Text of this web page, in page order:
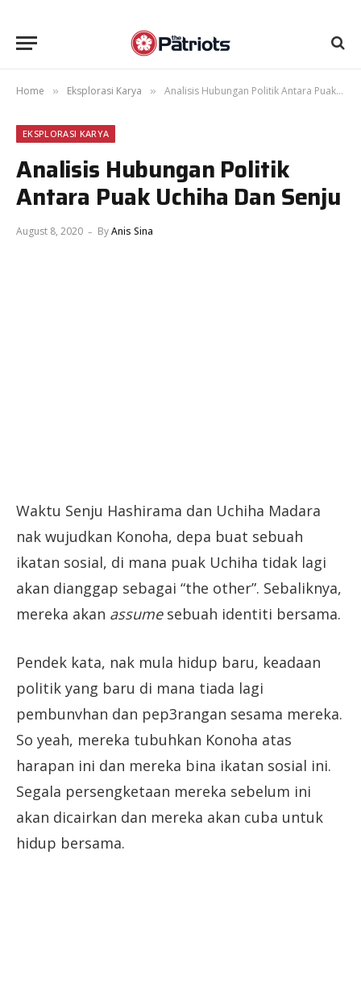
Home » Eksplorasi Karya » Analisis Hubungan Politik Antara Puak Uchiha Dan Senju
EKSPLORASI KARYA
Analisis Hubungan Politik
Antara Puak Uchiha Dan Senju
August 8, 2020 ByAnis Sina
Waktu Senju Hashirama dan Uchiha Madara
nak wujudkan Konoha, depa buat sebuah
ikatan sosial, di mana puak Uchiha tidak lagi
akan dianggap sebagai “the other”. Sebaliknya,
mereka akan assumesebuah identiti bersama.
Pendek kata, nak mula hidup baru, keadaan
politik yang baru di mana tiada lagi
pembunvhan dan pep3rangan sesama mereka.
So yeah, mereka tubuhkan Konoha atas
harapan ini dan mereka bina ikatan sosial ini.
Segala persengketaan mereka sebelum ini
akan dicairkan dan mereka akan cuba untuk
hidup bersama.